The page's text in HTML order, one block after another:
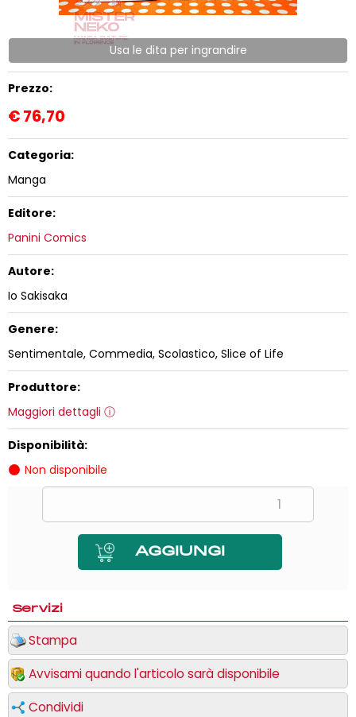
Usa le dita per ingrandire
Prezzo:
€76,70
Categoria:
Manga
Editore:
Panini Comics
Autore:
Io Sakisaka
Genere:
Sentimentale, Commedia, Scolastico, Slice of Life
Produttore:
Maggiori dettagli
Disponibilità:
Non disponibile
Servizi
Stampa
Avvisami quando l'articolo sarà disponibile
Condividi